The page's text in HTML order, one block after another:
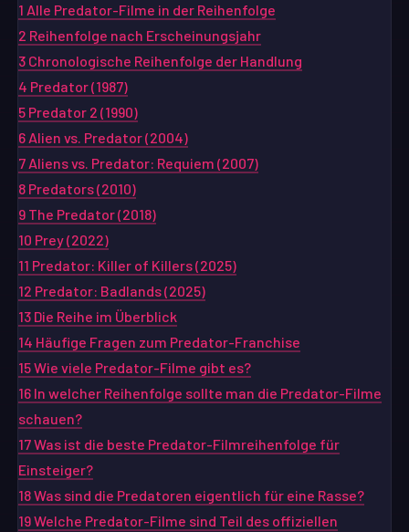
1 Alle Predator-Filme in der Reihenfolge
2 Reihenfolge nach Erscheinungsjahr
3 Chronologische Reihenfolge der Handlung
4 Predator (1987)
5 Predator 2 (1990)
6 Alien vs. Predator (2004)
7 Aliens vs. Predator: Requiem (2007)
8 Predators (2010)
9 The Predator (2018)
10 Prey (2022)
11 Predator: Killer of Killers (2025)
12 Predator: Badlands (2025)
13 Die Reihe im Überblick
14 Häufige Fragen zum Predator-Franchise
15Wie viele Predator-Filme gibt es?
16 In welcher Reihenfolge sollte man die Predator-Filme
schauen?
17Was ist die beste Predator-Filmreihenfolge für
Einsteiger?
18Was sind die Predatoren eigentlich für eine Rasse?
19Welche Predator-Filme sind Teil des offiziellen